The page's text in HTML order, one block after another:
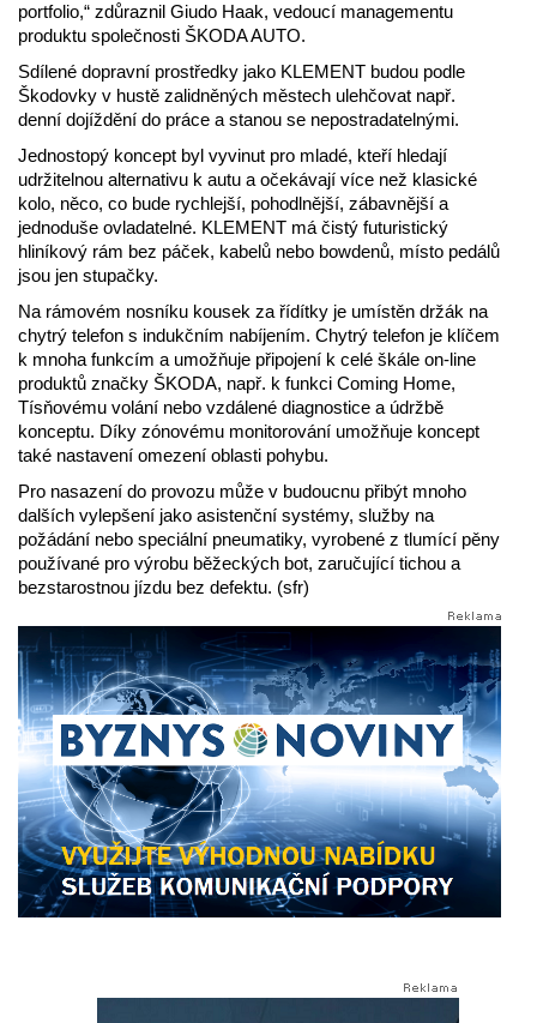
portfolio,“ zdůraznil Giudo Haak, vedoucí managementu
produktu společnosti ŠKODA AUTO.
Sdílené dopravní prostředky jako KLEMENT budou podle
Škodovky v hustě zalidněných městech ulehčovat např.
denní dojíždění do práce a stanou se nepostradatelnými.
Jednostopý koncept byl vyvinut pro mladé, kteří hledají
udržitelnou alternativu k autu a očekávají více než klasické
kolo, něco, co bude rychlejší, pohodlnější, zábavnější a
jednoduše ovladatelné. KLEMENT má čistý futuristický
hliníkový rám bez páček, kabelů nebo bowdenů, místo pedálů
jsou jen stupačky.
Na rámovém nosníku kousek za řídítky je umístěn držák na
chytrý telefon s indukčním nabíjením. Chytrý telefon je klíčem
k mnoha funkcím a umožňuje připojení k celé škále on-line
produktů značky ŠKODA, např. k funkci Coming Home,
Tísňovému volání nebo vzdálené diagnostice a údržbě
konceptu. Díky zónovému monitorování umožňuje koncept
také nastavení omezení oblasti pohybu.
Pro nasazení do provozu může v budoucnu přibýt mnoho
dalších vylepšení jako asistenční systémy, služby na
požádání nebo speciální pneumatiky, vyrobené z tlumící pěny
používané pro výrobu běžeckých bot, zaručující tichou a
bezstarostnou jízdu bez defektu. (sfr)